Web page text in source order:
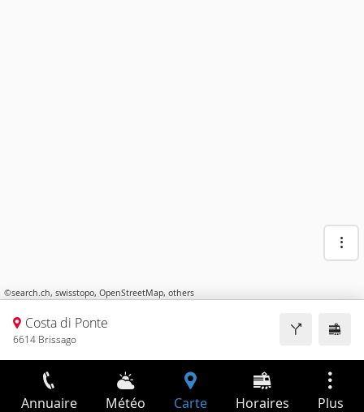
©search.ch, swisstopo, OpenStreetMap, others
Costa di Ponte
6614 Brissago
Annuaire Météo Carte Horaires Plus